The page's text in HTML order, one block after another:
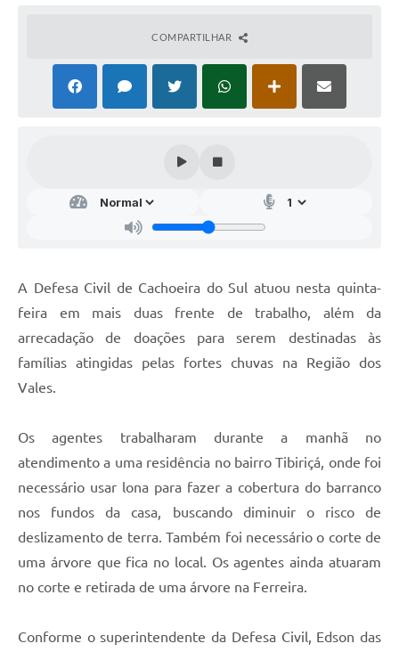
Telefones Úteis
COMPARTILHAR
A Defesa Civil de Cachoeira do Sul atuou nesta quinta-
feira em mais duas frente de trabalho, além da
arrecadação de doações para serem destinadas às
famílias atingidas pelas fortes chuvas na Região dos
Vales.
Os agentes trabalharam durante a manhã no
atendimento a uma residência no bairro Tibiriçá, onde foi
necessário usar lona para fazer a cobertura do barranco
nos fundos da casa, buscando diminuir o risco de
deslizamento de terra. Também foi necessário o corte de
uma árvore que fica no local. Os agentes ainda atuaram
no corte e retirada de uma árvore na Ferreira.
Conforme o superintendente da Defesa Civil, Edson das